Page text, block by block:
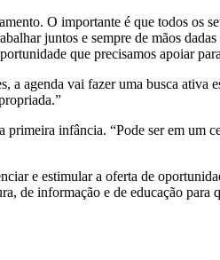
O importante é que todos os
juntos e sempre de mãos
que precisamos apoiar
a agenda vai fazer uma busca
primeira infância. “Pode ser em
e estimular a oferta de
de informação e de educação